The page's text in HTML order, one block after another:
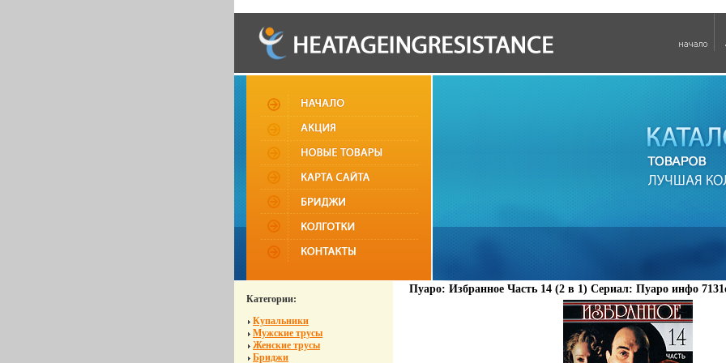
Категории:
Купальники
Мужские трусы
Женские трусы
Бриджи
Пуаро: Избранное Часть 14 (2 в 1) Сериал: Пуаро инфо